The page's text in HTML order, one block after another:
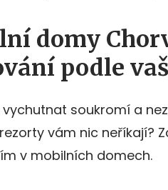
domy
podle
soukromí a
vám nic neříkají?
v mobilních domech.